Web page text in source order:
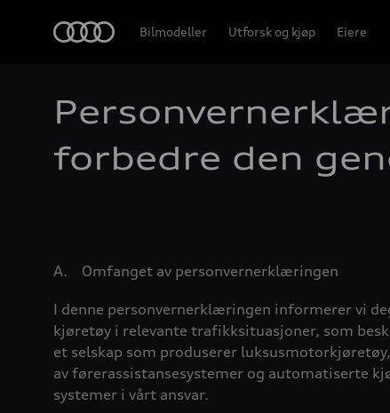
Bilmodeller Utforsk og kjøp Eiere
forbedre den
A. Omfanget av personvernerklæringen
I denne personvernerklæringen informerer vi
kjøretøy i relevante trafikksituasjoner, som
et selskap som produserer
av førerassistansesystemer og automatiserte
systemer i vårt ansvar.